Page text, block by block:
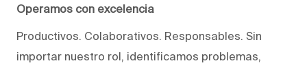
Operamos con excelencia
Productivos. Colaborativos. Responsables. Sin
importar nuestro rol, identificamos problemas,